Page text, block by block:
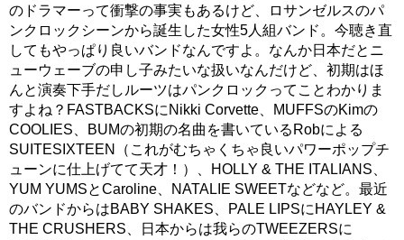
のドラマーって衝撃の事実もあるけど、ロサンゼルスのパ
ンクロックシーンから誕生した女性5人組バンド。今聴き直
してもやっぱり良いバンドなんですよ。なんか日本だとニ
ューウェーブの申し子みたいな扱いなんだけど、初期はほ
んと演奏下手だしルーツはパンクロックってことわかりま
すよね？FASTBACKSにNikki Corvette、MUFFSのKimの
COOLIES、BUMの初期の名曲を書いているRobによる
SUITESIXTEEN（これがむちゃくちゃ良いパワーポップチ
ューンに仕上げてて天才！）、HOLLY & THE ITALIANS、
YUM YUMSとCaroline、NATALIE SWEETなどなど。最近
のバンドからはBABY SHAKES、PALE LIPSにHAYLEY &
THE CRUSHERS、日本からは我らのTWEEZERSに